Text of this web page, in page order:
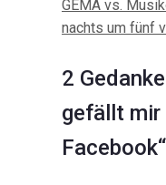
GEMA vs.
nachts um fünf
2
gefällt mir
Facebook“